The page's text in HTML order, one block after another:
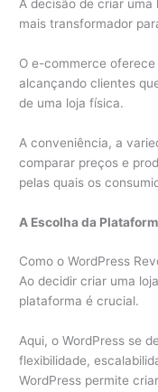
A decisão de criar
mais transformador
O e-commerce
alcançando clientes
de uma loja física.
A conveniência, a
comparar preços e
pelas quais os
A Escolha da
Como o WordPress
Ao decidir criar uma
plataforma é crucial.
Aqui, o WordPress se
flexibilidade,
WordPress permite